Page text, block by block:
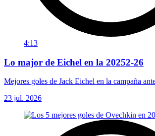
4:13
Lo major de Eichel en la 20252-26
Mejores goles de Jack Eichel en la campaña
23 jul. 2026